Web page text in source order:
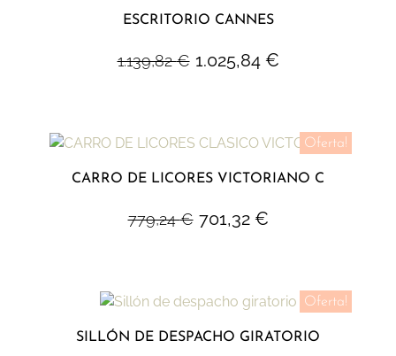
ESCRITORIO CANNES
1.139,82€ 1.025,84 €
Oferta!
CARRO DE LICORES VICTORIANO C
779,24€ 701,32 €
Oferta!
SILLÓN DE DESPACHO GIRATORIO